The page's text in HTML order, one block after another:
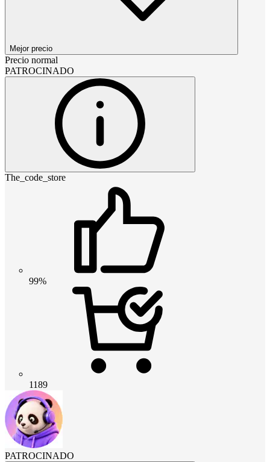
Mejor precio
Precio normal
PATROCINADO
The_code_store
99%
1189
PATROCINADO